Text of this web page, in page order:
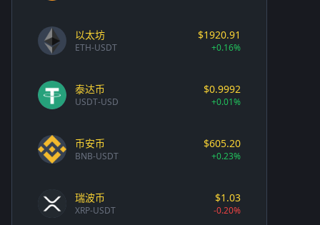
以太坊
ETH-USDT
$1920.91
+0.16%
泰达币
USDT-USD
$0.9992
+0.01%
币安币
BNB-USDT
$605.20
+0.23%
瑞波币
XRP-USDT
$1.03
-0.20%